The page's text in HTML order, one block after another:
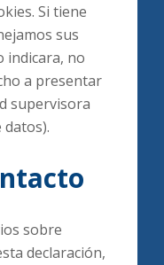
Si tiene
sus
indicara, no
a presentar
supervisora
sobre
declaración,